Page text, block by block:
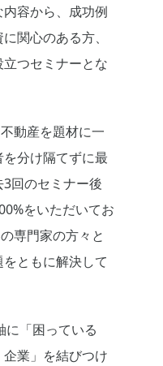
容から、成功例
関心のある方、
つセミナーとな
動産を題材に一
分け隔てずに最
回のセミナー後
をいただいてお
専門家の方々と
ともに解決して
に「困っている
業」を結びつけ